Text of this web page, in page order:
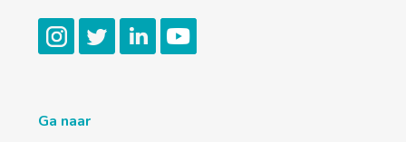
Ga naar